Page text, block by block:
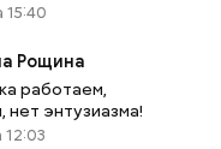
15:40
Рощина
работаем,
нет энтузиазма!
12:03